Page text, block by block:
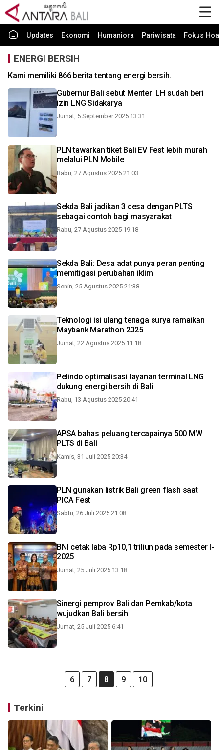
Updates Ekonomi Humaniora Pariwisata Fokus
ENERGI BERSIH
Kami memiliki 866 berita tentang energi bersih.
Gubernur Bali sebut Menteri LH sudah beri
izin LNG Sidakarya
Jumat, 5 September 2025 13:31
PLN tawarkan tiket Bali EV Fest lebih murah
melalui PLN Mobile
Rabu, 27 Agustus 2025 21:03
Sekda Bali jadikan 3 desa dengan PLTS
sebagai contoh bagi masyarakat
Rabu, 27 Agustus 2025 19:18
Sekda Bali: Desa adat punya peran penting
memitigasi perubahan iklim
Senin, 25 Agustus 2025 21:38
Teknologi isi ulang tenaga surya ramaikan
Maybank Marathon 2025
Jumat, 22 Agustus 2025 11:18
Pelindo optimalisasi layanan terminal LNG
dukung energi bersih di Bali
Rabu, 13 Agustus 2025 20:41
APSA bahas peluang tercapainya 500 MW
PLTS di Bali
Kamis, 31 Juli 2025 20:34
PLN gunakan listrik Bali green flash saat
PICA Fest
Sabtu, 26 Juli 2025 21:08
BNI cetak laba Rp10,1 triliun pada semester I-
2025
Jumat, 25 Juli 2025 13:18
Sinergi pemprov Bali dan Pemkab/kota
wujudkan Bali bersih
Jumat, 25 Juli 2025 6:41
6 7 8 9 10
Terkini